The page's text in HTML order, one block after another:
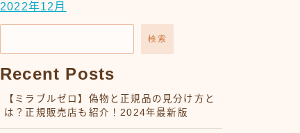
2022年12月
検索
Recent Posts
【ミラブルゼロ】偽物と正規品の見分け方と
は？正規販売店も紹介！2024年最新版